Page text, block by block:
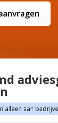
alleen aan